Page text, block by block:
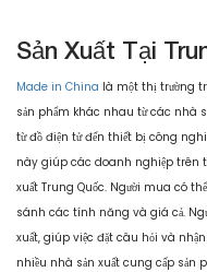
Sản Xuất Tại
Made in China là một thị trường
sản phẩm khác nhau từ các nhà
từ đồ điện tử đến thiết bị công
này giúp các doanh nghiệp trên
xuất Trung Quốc. Người mua có
sánh các tính năng và giá cả.
xuất, giúp việc đặt câu hỏi và
nhiều nhà sản xuất cung cấp sản